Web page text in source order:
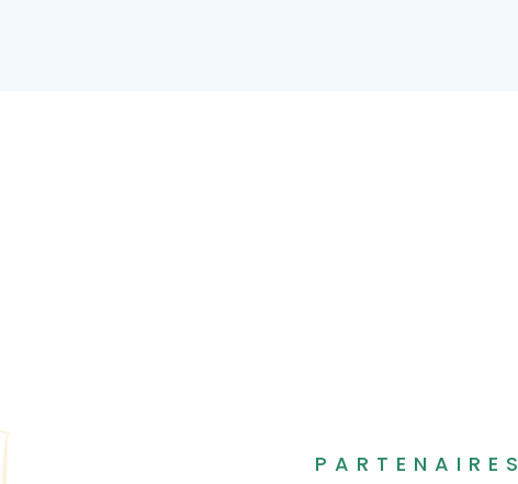
PARTENAIRES